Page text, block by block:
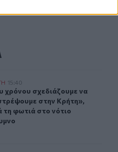
να επιστρέψουμε στην
15:40
χρόνου σχεδιάζουμε να
χρόνου σχεδιάζουμε να
στην Κρήτη»,
τη φωτιά στο νότιο